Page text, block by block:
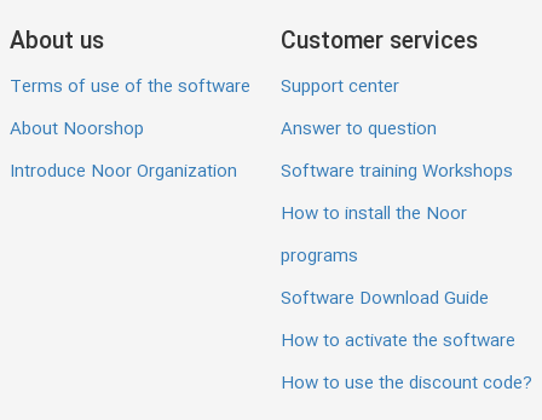
About us
Terms of use of the software
About Noorshop
Introduce Noor Organization
Customer services
Support center
Answer to question
Software training Workshops
How to install the Noor
programs
Software Download Guide
How to activate the software
How to use the discount code?